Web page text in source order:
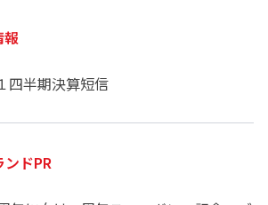
報
半期決算短信
ンドPR